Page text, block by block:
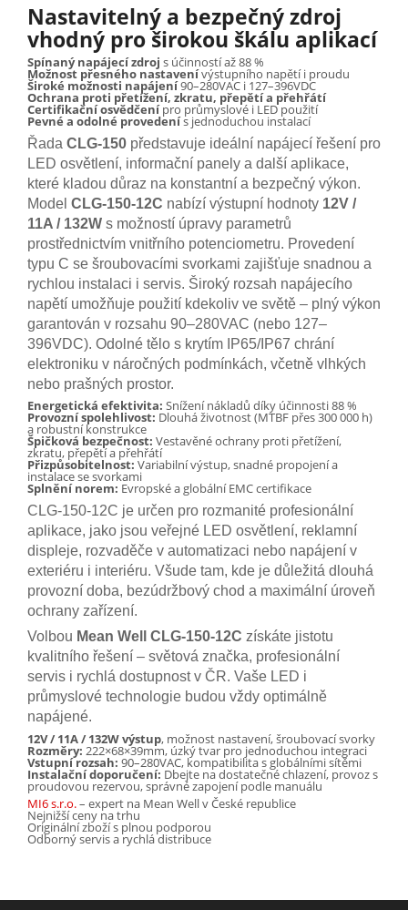
Nastavitelný a bezpečný zdroj
vhodný pro širokou škálu aplikací
Spínaný napájecí zdroj s účinností až 88 %
Možnost přesného nastavenívýstupního napětí i proudu
Široké možnosti napájení90–280VAC i 127–396VDC
Ochrana proti přetížení, zkratu, přepětí a přehřátí
Certifikační osvědčenípro průmyslové i LED použití
Pevné a odolné provedenís jednoduchou instalací
Řada CLG-150 představuje ideální napájecí řešení pro
LED osvětlení, informační panely a další aplikace,
které kladou důraz na konstantní a bezpečný výkon.
Model CLG-150-12C nabízí výstupní hodnoty 12V /
11A / 132W s možností úpravy parametrů
prostřednictvím vnitřního potenciometru. Provedení
typu C se šroubovacími svorkami zajišťuje snadnou a
rychlou instalaci i servis. Široký rozsah napájecího
napětí umožňuje použití kdekoliv ve světě – plný výkon
garantován v rozsahu 90–280VAC (nebo 127–
396VDC). Odolné tělo s krytím IP65/IP67 chrání
elektroniku v náročných podmínkách, včetně vlhkých
nebo prašných prostor.
Energetická efektivita: Snížení nákladů díky účinnosti 88 %
Provozní spolehlivost: Dlouhá životnost (MTBF přes 300 000 h)
a robustní konstrukce
Špičková bezpečnost: Vestavěné ochrany proti přetížení,
zkratu, přepětí a přehřátí
Přizpůsobitelnost: Variabilní výstup, snadné propojení a
instalace se svorkami
Splnění norem: Evropské a globální EMC certifikace
CLG-150-12C je určen pro rozmanité profesionální
aplikace, jako jsou veřejné LED osvětlení, reklamní
displeje, rozvaděče v automatizaci nebo napájení v
exteriéru i interiéru. Všude tam, kde je důležitá dlouhá
provozní doba, bezúdržbový chod a maximální úroveň
ochrany zařízení.
Volbou Mean Well CLG-150-12C získáte jistotu
kvalitního řešení – světová značka, profesionální
servis i rychlá dostupnost v ČR. Vaše LED i
průmyslové technologie budou vždy optimálně
napájené.
12V / 11A / 132W výstup, možnost nastavení, šroubovací svorky
Rozměry: 222×68×39mm, úzký tvar pro jednoduchou integraci
Vstupní rozsah: 90–280VAC, kompatibilita s globálními sítěmi
Instalační doporučení: Dbejte na dostatečné chlazení, provoz s
proudovou rezervou, správné zapojení podle manuálu
MI6 s.r.o.– expert na Mean Well v České republice
Nejnižší ceny na trhu
Originální zboží s plnou podporou
Odborný servis a rychlá distribuce